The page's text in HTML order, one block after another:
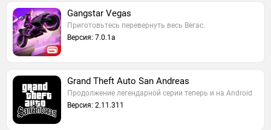
Gangstar Vegas
Приготовьтесь перевернуть весь Вегас.
Версия: 7.0.1a
Grand Theft Auto San Andreas
Продолжение легендарной серии теперь и на Android
Версия: 2.11.311